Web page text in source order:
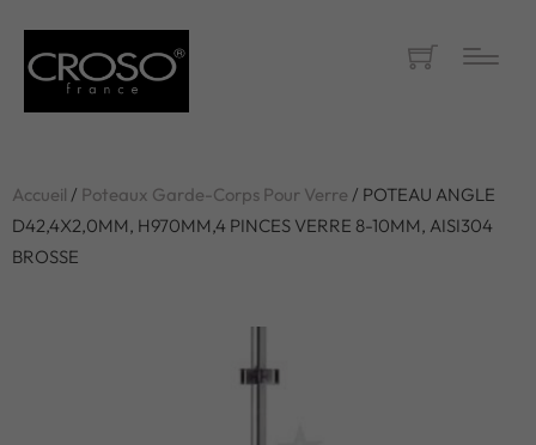
Accueil / Poteaux Garde-Corps Pour Verre / POTEAU ANGLE
D42,4X2,0MM, H970MM,4 PINCES VERRE 8-10MM, AISI304
BROSSE